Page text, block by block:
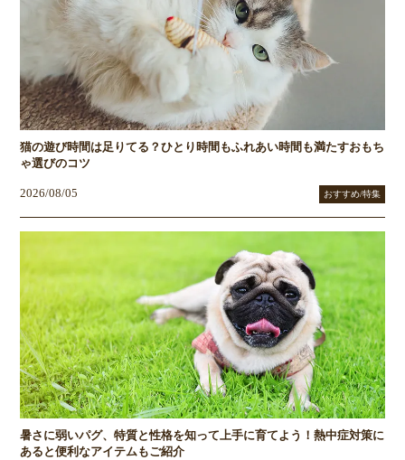
猫の遊び時間は足りてる？ひとり時間もふれあい時間も満たすおもち
ゃ選びのコツ
2026/08/05 おすすめ/特集
暑さに弱いパグ、特質と性格を知って上手に育てよう！熱中症対策に
あると便利なアイテムもご紹介